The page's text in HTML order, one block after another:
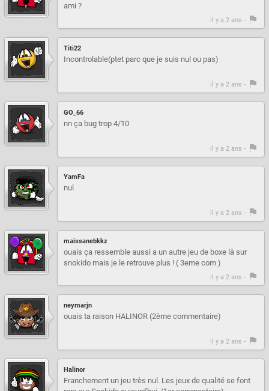
ami ?
il y a 2 ans -
Titi22
Incontrolable(ptet parc que je suis nul ou pas)
il y a 2 ans -
GO_66
nn ça bug trop 4/10
il y a 2 ans -
YamFa
nul
il y a 2 ans -
maissanebkkz
ouais ça ressemble aussi a un autre jeu de boxe là sur
snokido mais je le retrouve plus ! ( 3eme com )
il y a 2 ans -
neymarjn
ouais ta raison HALINOR (2ème commentaire)
il y a 2 ans -
Halinor
Franchement un jeu très nul. Les jeux de qualité se font